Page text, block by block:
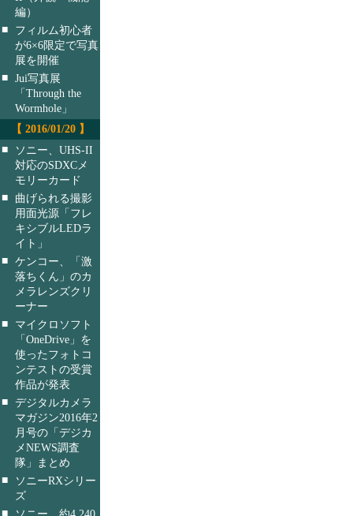
編）
■
フィルム初心者
が6×6限定で写真
展を開催
■ Jui写真展
「Through the
Wormhole」
【 2016/01/20 】
■
ソニー、UHS-II
対応のSDXCメ
モリーカード
■
曲げられる撮影
用面光源「フレ
キシブルLEDラ
イト」
■ ケンコー、「激
落ちくん」のカ
メラレンズクリ
ーナー
■
マイクロソフト
「OneDrive」を
使ったフォトコ
ンテストの受賞
作品が発表
■ デジタルカメラ
マガジン2016年2
月号の「デジカ
メNEWS調査
隊」まとめ
■
ソニーRXシリー
ズ
■